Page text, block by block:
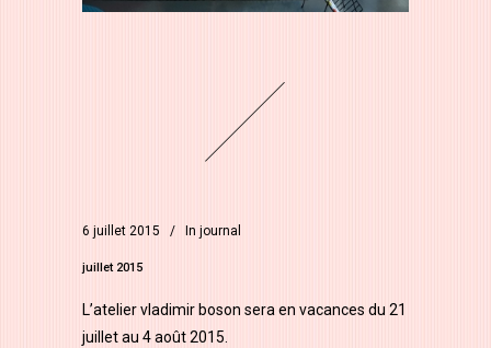
6 juillet 2015 In journal
juillet 2015
L’atelier vladimir boson sera en vacances du 21
juillet au 4 août 2015.